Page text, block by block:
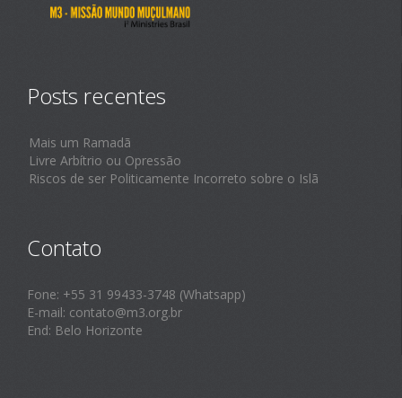
Posts recentes
Mais um Ramadã
Livre Arbítrio ou Opressão
Riscos de ser Politicamente Incorreto sobre o Islã
Contato
Fone: +55 31 99433-3748 (Whatsapp)
E-mail: contato@m3.org.br
End: Belo Horizonte